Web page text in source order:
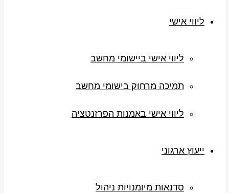
ליווי אישי
ליווי אישי ביישומי מחשב
תמיכה מרחוק בישומי מחשב
ליווי אישי באמנות הפרזנטציה
ייעוץ ארגוני
סדנאות מיומנויות ניהול